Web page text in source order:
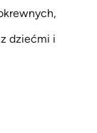
dziećmi i